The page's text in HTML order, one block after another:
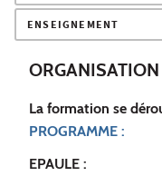
ENSEIGNEMENT
La formation se
PROGRAMME :
EPAULE :